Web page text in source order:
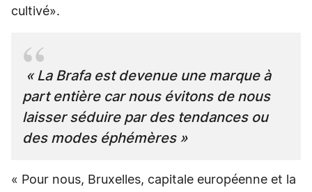
cultivé».
« La Brafa est devenue une marque à
part entière car nous évitons de nous
laisser séduire par des tendances ou
des modes éphémères »
« Pour nous, Bruxelles, capitale européenne et la